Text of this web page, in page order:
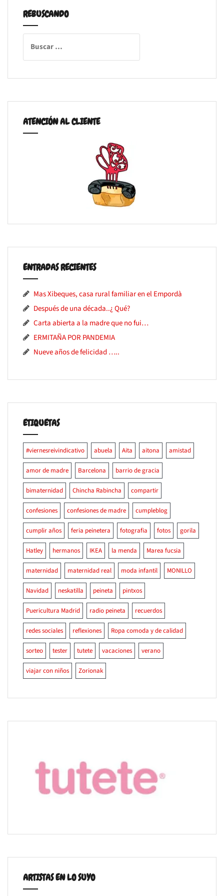
REBUSCANDO
ATENCIÓN AL CLIENTE
ENTRADAS RECIENTES
Mas Xibeques, casa rural familiar en el Empordà
Después de una década..¿ Qué?
Carta abierta a la madre que no fui…
ERMITAÑA POR PANDEMIA
Nueve años de felicidad …..
ETIQUETAS
#viernesreivindicativo abuela Aita aitona amistad
amor de madre Barcelona barrio de gracia
bimaternidad Chincha Rabincha compartir
confesiones confesiones de madre cumpleblog
cumplir años feria peinetera fotografia fotos gorila
Hatley hermanos IKEA la menda Marea fucsia
maternidad maternidad real moda infantil MONILLO
Navidad neskatilla peineta pintxos
Puericultura Madrid radio peineta recuerdos
redes sociales reflexiones Ropa comoda y de calidad
sorteo tester tutete vacaciones verano
viajar con niños Zorionak
ARTISTAS EN LO SUYO